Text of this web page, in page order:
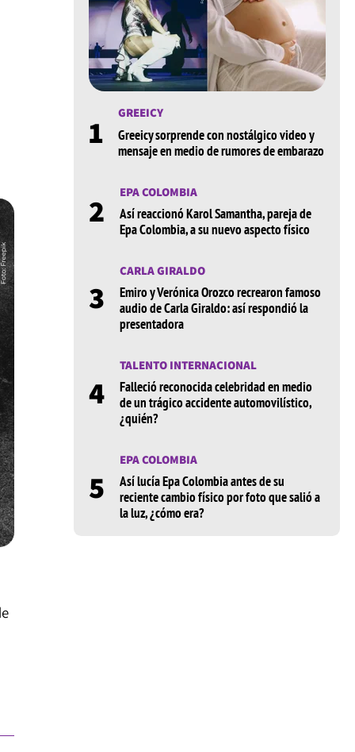
1
GREEICY
Greeicy sorprende con nostálgico video y
mensaje en medio de rumores de embarazo
2
EPA COLOMBIA
Así reaccionó Karol Samantha, pareja de
Epa Colombia, a su nuevo aspecto físico
3
CARLA GIRALDO
Emiro y Verónica Orozco recrearon famoso
audio de Carla Giraldo: así respondió la
presentadora
4
TALENTO INTERNACIONAL
Falleció reconocida celebridad en medio
de un trágico accidente automovilístico,
¿quién?
5
EPA COLOMBIA
Así lucía Epa Colombia antes de su
reciente cambio físico por foto que salió a
la luz, ¿cómo era?